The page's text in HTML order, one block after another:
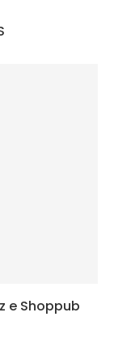
e Shoppub